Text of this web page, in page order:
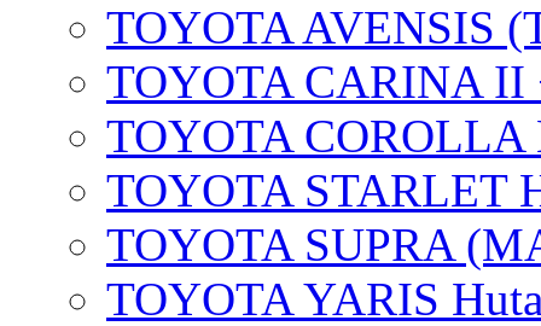
TOYOTA AVENSIS
TOYOTA CARINA II
TOYOTA COROLLA
TOYOTA STARLET
TOYOTA SUPRA
TOYOTA YARIS